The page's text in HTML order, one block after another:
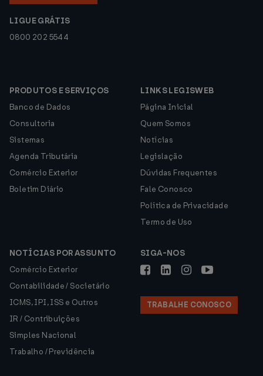
LIGUE GRÁTIS
0800 202 5544
PRODUTOS E SERVIÇOS
Banco de Dados
Consultoria
Sistemas
Agenda Tributária
Comércio Exterior
Boletim Diário
LINKS LEGISWEB
Página Inicial
Quem Somos
Notícias
Legislação
Dúvidas Frequentes
Fale Conosco
Política de Privacidade
Termo de Uso
NOTÍCIAS POR ASSUNTO
Comércio Exterior
Contabilidade / Societário
ICMS, IPI, ISS e Outros
IR / Contribuições
Simples Nacional
Trabalho / Previdência
SIGA-NOS
TRABALHE CONOSCO